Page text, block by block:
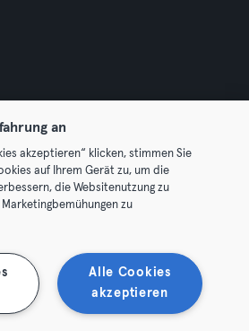
Group GmbH. All rights reserved.
Desistir de contratos aquí
an
akzeptieren“ klicken, stimmen Sie
auf Ihrem Gerät zu, um die
die Websitenutzung zu
zu
Alle Cookies
akzeptieren